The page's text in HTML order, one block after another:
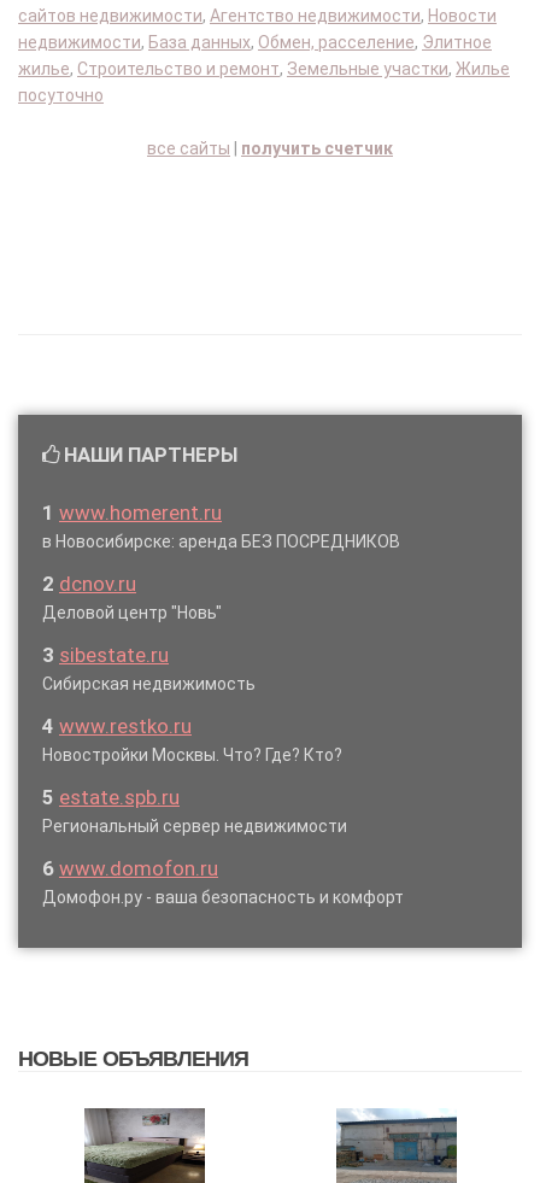
сайтов недвижимости, Агентство недвижимости, Новости
недвижимости, База данных, Обмен, расселение, Элитное
жилье, Строительство и ремонт, Земельные участки, Жилье
посуточно
все сайты получить счетчик
НАШИ ПАРТНЕРЫ
1 www.homerent.ru
в Новосибирске: аренда БЕЗ ПОСРЕДНИКОВ
2 dcnov.ru
Деловой центр "Новь"
3 sibestate.ru
Сибирская недвижимость
4 www.restko.ru
Новостройки Москвы. Что? Где? Кто?
5 estate.spb.ru
Региональный сервер недвижимости
6 www.domofon.ru
Домофон.ру - ваша безопасность и комфорт
НОВЫЕ ОБЪЯВЛЕНИЯ